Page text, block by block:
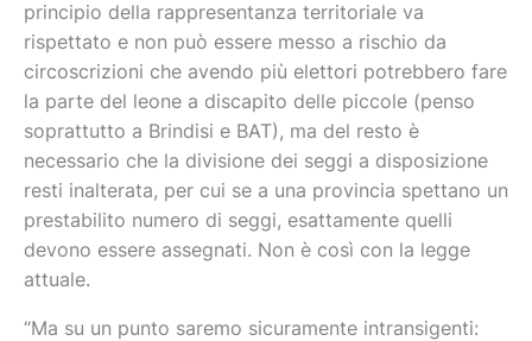
principio della rappresentanza territoriale va
rispettato e non può essere messo a rischio da
circoscrizioni che avendo più elettori potrebbero fare
la parte del leone a discapito delle piccole (penso
soprattutto a Brindisi e BAT), ma del resto è
necessario che la divisione dei seggi a disposizione
resti inalterata, per cui se a una provincia spettano un
prestabilito numero di seggi, esattamente quelli
devono essere assegnati. Non è così con la legge
attuale.
“Ma su un punto saremo sicuramente intransigenti: